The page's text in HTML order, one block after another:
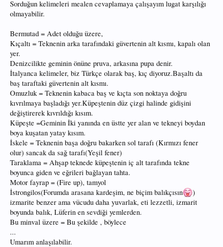
Sorduğun kelimeleri mealen cevaplamaya çalışayım lugat karşılığı
olmayabilir.
Bermutad = Adet olduğu üzere,
Kıçaltı = Teknenin arka tarafındaki güvertenin alt kısmı, kapalı olan
yer.
Denizcilikte geminin önüne pruva, arkasına pupa denir.
İtalyanca kelimeler, biz Türkçe olarak baş, kıç diyoruz.Başaltı da
baş taraftaki güvertenin alt kısmı.
Omuzluk = Teknenin kabaca baş ve kıçta son noktaya doğru
kıvrılmaya başladığı yer.Küpeştenin düz çizgi halinde gidişini
değiştirerek kıvrıldığı kısım.
Küpeşte =Geminin İki yanında en üstte yer alan ve tekneyi boydan
boya kuşatan yatay kısım.
İskele = Teknenin başa doğru bakarken sol tarafı (Kırmızı fener
olur) sancak da sağ tarafı(Yeşil fener)
Taraklama = Ahşap teknede küpeştenin iç alt tarafında tekne
boyunca giden ve eğrileri bağlayan tahta.
Motor fayrap = (Fire up), tamyol
İstrongilos(Forumda arasana kardeşim, ne biçim balıkçısın
)
izmarite benzer ama vücudu daha yuvarlak, eti lezzetli, izmarit
boyunda balık, Lüferin en sevdiği yemlerden.
Bu minval üzere = Bu şekilde , böylece
...
Umarım anlaşılabilir.